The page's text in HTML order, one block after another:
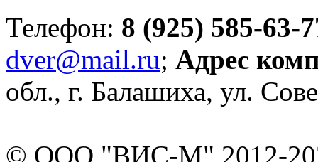
Телефон: 8 (925) 585-63-
dver@mail.ru; Адрес
обл., г. Балашиха, ул.
© ООО "ВИС-М" 2012-